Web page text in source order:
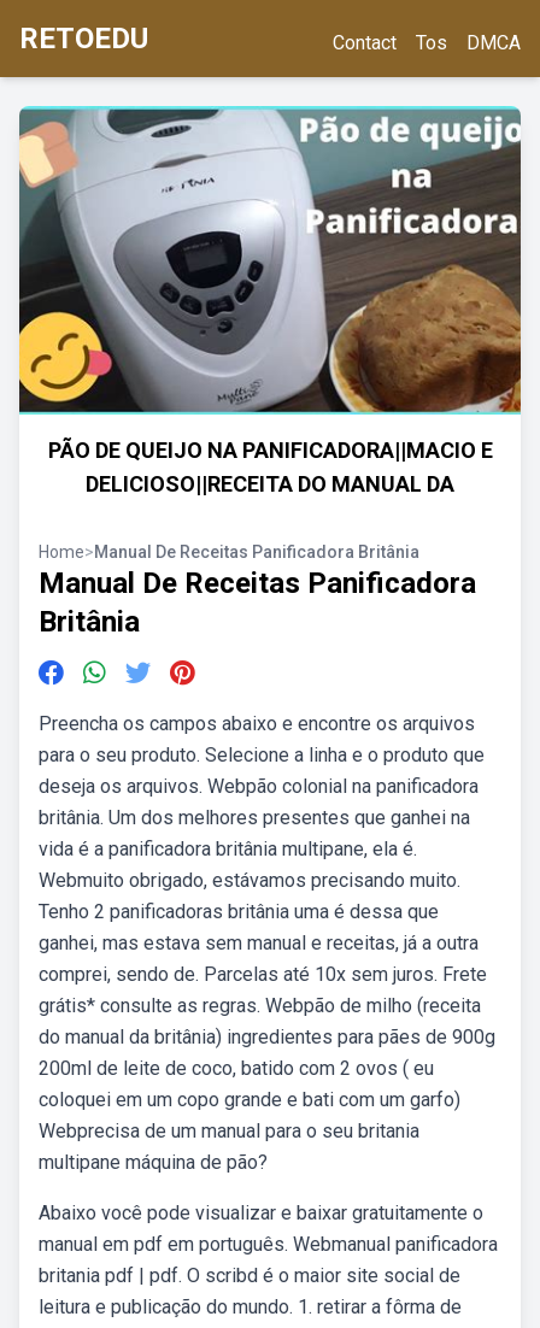
RETOEDU Contact Tos DMCA
PÃO DE QUEIJO NA PANIFICADORA||MACIO E
DELICIOSO||RECEITA DO MANUAL DA
Home>Manual De Receitas Panificadora Britânia
Manual De Receitas Panificadora
Britânia
Preencha os campos abaixo e encontre os arquivos
para o seu produto. Selecione a linha e o produto que
deseja os arquivos. Webpão colonial na panificadora
britânia. Um dos melhores presentes que ganhei na
vida é a panificadora britânia multipane, ela é.
Webmuito obrigado, estávamos precisando muito.
Tenho 2 panificadoras britânia uma é dessa que
ganhei, mas estava sem manual e receitas, já a outra
comprei, sendo de. Parcelas até 10x sem juros. Frete
grátis* consulte as regras. Webpão de milho (receita
do manual da britânia) ingredientes para pães de 900g
200ml de leite de coco, batido com 2 ovos ( eu
coloquei em um copo grande e bati com um garfo)
Webprecisa de um manual para o seu britania
multipane máquina de pão?
Abaixo você pode visualizar e baixar gratuitamente o
manual em pdf em português. Webmanual panificadora
britania pdf | pdf. O scribd é o maior site social de
leitura e publicação do mundo. 1. retirar a fôrma de